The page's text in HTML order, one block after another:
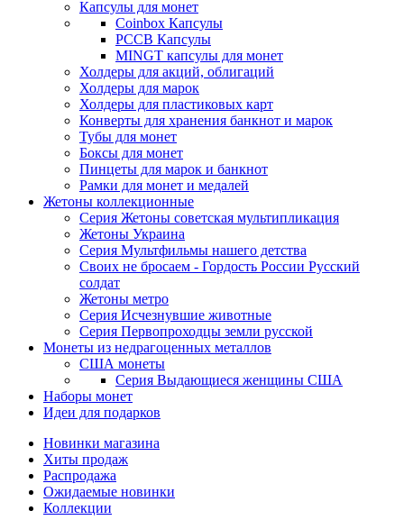
Капсулы для монет
Coinbox Капсулы
РССВ Капсулы
MINGT капсулы для монет
Холдеры для акций, облигаций
Холдеры для марок
Холдеры для пластиковых карт
Конверты для хранения банкнот и марок
Тубы для монет
Боксы для монет
Пинцеты для марок и банкнот
Рамки для монет и медалей
Жетоны коллекционные
Серия Жетоны советская мультипликация
Жетоны Украина
Серия Мультфильмы нашего детства
Своих не бросаем - Гордость России Русский
солдат
Жетоны метро
Серия Исчезнувшие животные
Серия Первопроходцы земли русской
Монеты из недрагоценных металлов
США монеты
Серия Выдающиеся женщины США
Наборы монет
Идеи для подарков
Новинки магазина
Хиты продаж
Распродажа
Ожидаемые новинки
Коллекции